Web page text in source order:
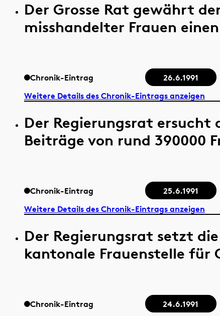
Der Grosse Rat gewährt
misshandelter Frauen
Chronik-Eintrag
26.6.1991
Weitere Details des Chronik-Eintrags anzeigen
Der Regierungsrat ersucht
Beiträge von rund 390000
Chronik-Eintrag
25.6.1991
Weitere Details des Chronik-Eintrags anzeigen
Der Regierungsrat setzt
kantonale Frauenstelle für
Chronik-Eintrag
24.6.1991